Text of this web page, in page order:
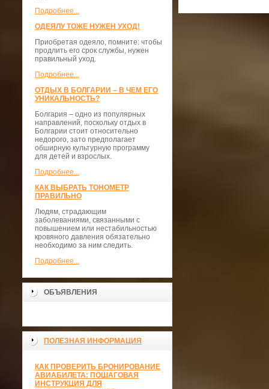
Подробнее...
ОДЕЯЛУ ТОЖЕ НУЖЕН УХОД!
Приобретая одеяло, помните: чтобы
продлить его срок службы, нужен
правильный уход.
Подробнее...
ОТДЫХ В БОЛГАРИИ – В ЧЕМ ЕГО
УНИКАЛЬНОСТЬ?
Болгария – одно из популярных
направлений, поскольку отдых в
Болгарии стоит относительно
недорого, зато предполагает
обширную культурную программу
для детей и взрослых.
Подробнее...
КАК ВЫБРАТЬ ТОНОМЕТР
ПРАВИЛЬНО
Людям, страдающим
заболеваниями, связанными с
повышением или нестабильностью
кровяного давления обязательно
необходимо за ним следить.
Подробнее...
ОБЪЯВЛЕНИЯ
ПОЛЕЗНАЯ ИНФОРМАЦИЯ
КАК ПРОВЕРИТЬ БРОНИРОВАНИЕ
АВИАБИЛЕТА: ПОШАГОВАЯ
ИНСТРУКЦИЯ ДЛЯ